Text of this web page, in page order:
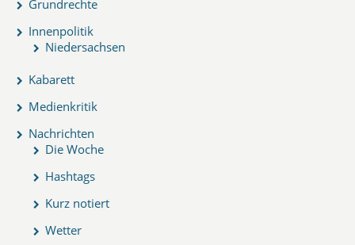
Grundrechte
Innenpolitik
Niedersachsen
Kabarett
Medienkritik
Nachrichten
Die Woche
Hashtags
Kurz notiert
Wetter